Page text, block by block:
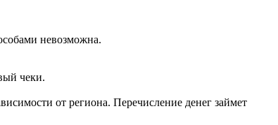
невозможна.
чеки.
от региона. Перечисление денег займет